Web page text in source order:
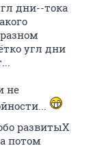
дни--тока
угл дни
не
развитыХ
потом